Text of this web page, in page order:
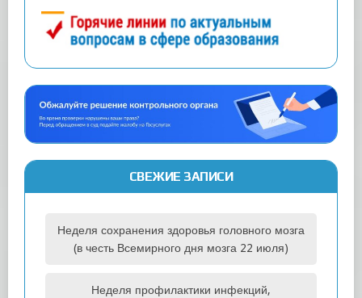
СВЕЖИЕ ЗАПИСИ
Неделя сохранения здоровья головного мозга
(в честь Всемирного дня мозга 22 июля)
Неделя профилактики инфекций,